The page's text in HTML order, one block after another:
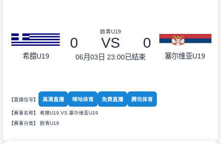
希腊U19
欧青U19
0 VS 0
06月03日 23:00已结束 塞尔维亚U19
【直播信号】 高清直播 咪咕体育 免费直播 腾讯体育
【赛事名称】 希腊U19 VS 塞尔维亚U19
【赛事分类】 欧青U19